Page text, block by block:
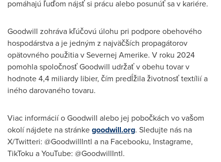
pomáhajú ľuďom nájsť si prácu alebo posunúť sa v kariére.
Goodwill zohráva kľúčovú úlohu pri podpore obehového
hospodárstva a je jedným z najväčších propagátorov
opätovného použitia v Severnej Amerike. V roku 2024
pomohla spoločnosť Goodwill udržať v obehu tovar v
hodnote 4,4 miliardy libier, čím predĺžila životnosť textílií a
iného darovaného tovaru.
Viac informácií o Goodwill alebo jej pobočkách vo vašom
okolí nájdete na stránkegoodwill.org. Sledujte nás na
X/Twitteri: @GoodwillIntl a na Facebooku, Instagrame,
TikToku a YouTube: @GoodwillIntl.